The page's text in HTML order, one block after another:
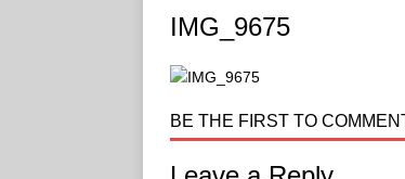
IMG_9675
BE THE FIRST TO